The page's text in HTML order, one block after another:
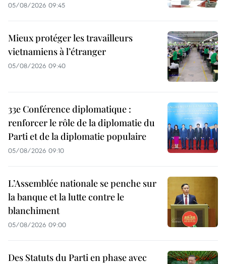
05/08/2026 09:45
Mieux protéger les travailleurs
vietnamiens à l’étranger
05/08/2026 09:40
33e Conférence diplomatique :
renforcer le rôle de la diplomatie du
Parti et de la diplomatie populaire
05/08/2026 09:10
L’Assemblée nationale se penche sur
la banque et la lutte contre le
blanchiment
05/08/2026 09:00
Des Statuts du Parti en phase avec